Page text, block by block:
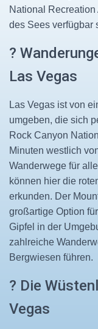
National
des Sees verfügbar
?
Las Vegas
Las Vegas ist von
umgeben, die sich
Rock Canyon
Minuten westlich
Wanderwege für
können hier die
erkunden. Der
großartige Option
Gipfel in der
zahlreiche
Bergwiesen führen.
? Die
Vegas